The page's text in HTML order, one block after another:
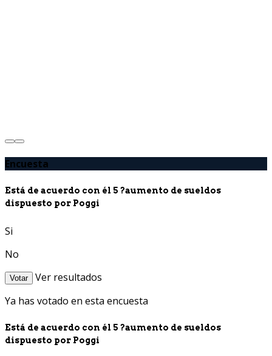
Encuesta
Está de acuerdo con él 5 ?aumento de sueldos
dispuesto por Poggi
Si
No
Votar
Ver resultados
Ya has votado en esta encuesta
Está de acuerdo con él 5 ?aumento de sueldos
dispuesto por Poggi